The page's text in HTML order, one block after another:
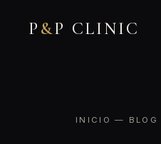
P &P CLINIC
INICIO — BLOG